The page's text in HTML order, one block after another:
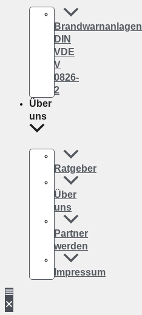
Brandwarnanlagen
DIN
VDE
V
0826-
2
Über
uns
Ratgeber
Über
uns
Partner
werden
Impressum